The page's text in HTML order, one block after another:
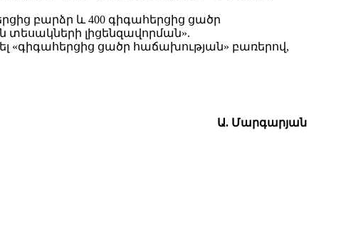
բարձր և 400 գիգահերցից ցածր
տեսակների լիցենզավորման».
«գիգահերցից ցածր հաճախության» բառերով,
Ա. Մարգարյան